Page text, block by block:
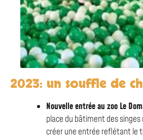
2023: un souffle de
Nouvelle entrée au zoo Le
place du bâtiment des singes
créer une entrée reflétant le